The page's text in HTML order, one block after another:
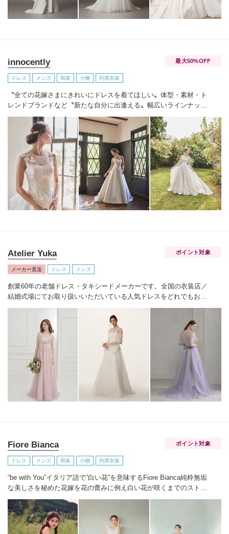
innocently 最大50%OFF
ドレス メンズ 和装 小物 列席衣装
〝全ての花嫁さまにきれいにドレスを着てほしい〟 体型・素材・ト
レンドブランドなど〝新たな自分に出逢える〟幅広いラインナップ
が揃うinnocently。 素材・デザインにこだわったオリジナルドレスは
3～23号まで展開。
国内外の有名デザイナーズドレスも多数取扱って
おり、NYやミラノ・バルセロナからセレクトされたインポートドレ
スは全て日本人花嫁向けにサイズ調整。
さらに和装は1903年創業か
らの伝統を受け継がれている厳選されたお着物や現代の薫りをちり
ばめた艶やかなコレクション。
すべての花嫁さまへ後悔しないお衣
裳選びをお手伝いさせて頂きます。
Atelier Yuka ポイント対象
メーカー直送 ドレス メンズ
創業60年の老舗ドレス・タキシードメーカーです。 全国の衣装店／
結婚式場にてお取り扱いいただいている人気ドレスを どれでもお好
きに選んで新郎新婦に直接お貸出可能です。
Fiore Bianca ポイント対象
ドレス メンズ 和装 小物 列席衣装
“be with You”イタリア語で”白い花”を意味するFiore Bianca純粋無垢
な美しさを秘めた花嫁を花の蕾みに例え白い花が咲くまでのストー
リーをあなたと共に紡いでいきます世界を巡り出会ったデザイナー
ズブランドや、オリジナルドレスはまだ見ぬ新しい自分の姿へと出
会わせてくれます。誰かの真似ではなくあなただからできるスタイ
ルへあなたにしかできないブライズスタイルへ導きます。美しい白